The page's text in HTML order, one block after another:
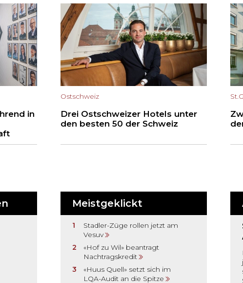
in
Ostschweiz
Drei Ostschweizer Hotels unter
den besten 50 der Schweiz
Meistgeklickt
Stadler-Züge rollen jetzt am
Vesuv
«Hof zu Wil» beantragt
Nachtragskredit
«Huus Quell» setzt sich im
LQA-Audit an die Spitze